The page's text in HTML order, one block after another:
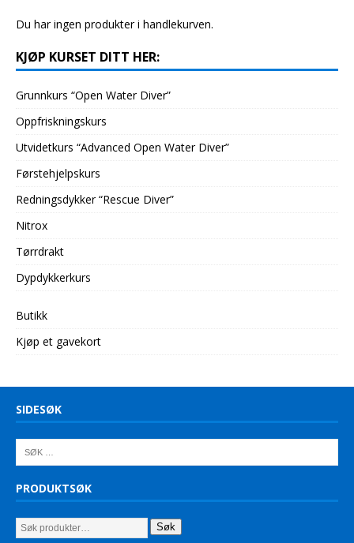
Du har ingen produkter i handlekurven.
KJØP KURSET DITT HER:
Grunnkurs “Open Water Diver”
Oppfriskningskurs
Utvidetkurs “Advanced Open Water Diver”
Førstehjelpskurs
Redningsdykker “Rescue Diver”
Nitrox
Tørrdrakt
Dypdykkerkurs
Butikk
Kjøp et gavekort
SIDESØK
PRODUKTSØK
Søk